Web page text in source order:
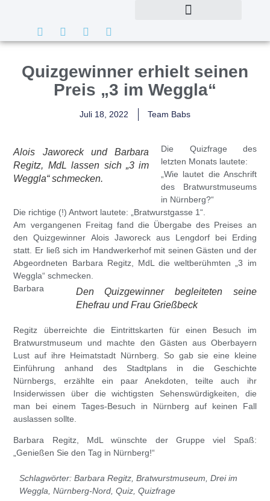
Quizgewinner erhielt seinen
Preis „3 im Weggla“
Juli 18, 2022 Team Babs
Alois Jaworeck und Barbara
Regitz, MdL lassen sich „3 im
Weggla“ schmecken.
Die Quizfrage des
letzten Monats lautete:
„Wie lautet die Anschrift
des Bratwurstmuseums
in Nürnberg?“
Die richtige (!) Antwort lautete: „Bratwurstgasse 1“.
Am vergangenen Freitag fand die Übergabe des Preises an
den QuizgewinnerAlois Jaworeck aus Lengdorf bei Erding
statt. Er ließ sich im Handwerkerhof mit seinen Gästen und der
Abgeordneten Barbara Regitz, MdL die weltberühmten „3 im
Weggla“ schmecken.
Den Quizgewinner begleiteten seine
Ehefrau und Frau Grießbeck
Barbara
Regitz überreichte die Eintrittskarten für einen Besuch im
Bratwurstmuseum und machte den Gästen aus Oberbayern
Lust auf ihre Heimatstadt Nürnberg. So gab sie eine kleine
Einführung anhand des Stadtplans in die Geschichte
Nürnbergs, erzählte ein paar Anekdoten, teilte auch ihr
Insiderwissen über die wichtigsten Sehenswürdigkeiten, die
man bei einem Tages-Besuch in Nürnberg auf keinen Fall
auslassen sollte.
Barbara Regitz, MdL wünschte der Gruppe viel Spaß:
„Genießen Sie den Tag in Nürnberg!“
Schlagwörter:Barbara Regitz ,Bratwurstmuseum ,Drei im
Weggla ,Nürnberg-Nord ,Quiz ,Quizfrage